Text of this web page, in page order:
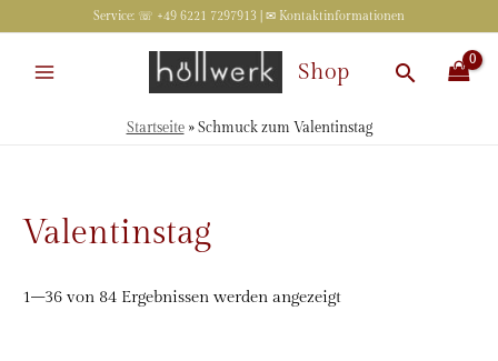
Inhalt
springen
Service: ☏ +49 6221 7297913 | ✉ Kontaktinformationen
Shop Suchen
Startseite» Schmuck zum Valentinstag
Valentinstag
1–36 von 84 Ergebnissen werden angezeigtNach